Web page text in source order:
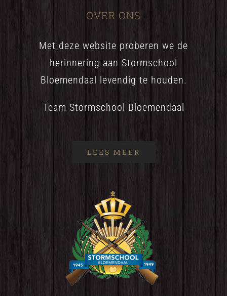
OVER ONS
Met deze website proberen we de
herinnering aan Stormschool
Bloemendaal levendig te houden.
Team Stormschool Bloemendaal
LEES MEER